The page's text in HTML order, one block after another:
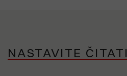
NASTAVITE ČITATI